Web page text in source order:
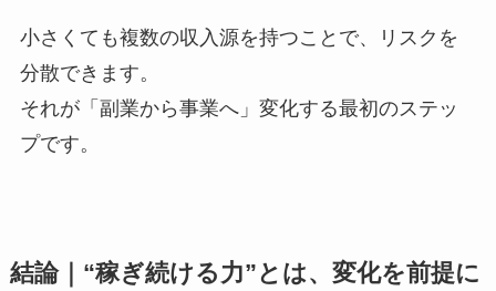
小さくても複数の収入源を持つことで、リスクを
分散できます。
それが「副業から事業へ」変化する最初のステッ
プです。
結論｜“稼ぎ続ける力”とは、変化を前提に